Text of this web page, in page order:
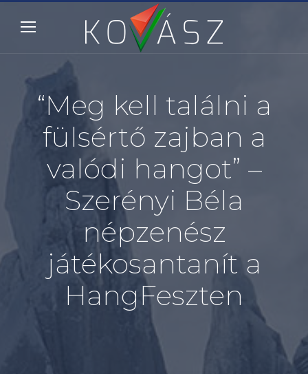
“Meg kell találni a
fülsértő zajban a
valódi hangot” –
Szerényi Béla
népzenész
játékosantanít a
HangFeszten